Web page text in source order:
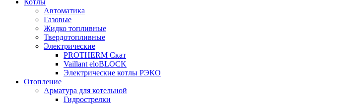
Котлы
Автоматика
Газовые
Жидко топливные
Твердотопливные
Электрические
PROTHERM Скат
Vaillant eloBLOCK
Электрические котлы РЭКО
Отопление
Арматура для котельной
Гидрострелки